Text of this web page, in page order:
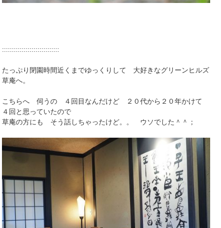
:::::::::::::::::::::::::::::
たっぷり閉園時間近くまでゆっくりして 大好きなグリーンヒルズ
草庵へ。
こちらへ 伺うの ４回目なんだけど ２０代から２０年かけて
４回と思っていたので
草庵の方にも そう話しちゃったけど。。 ウソでした＾＾；